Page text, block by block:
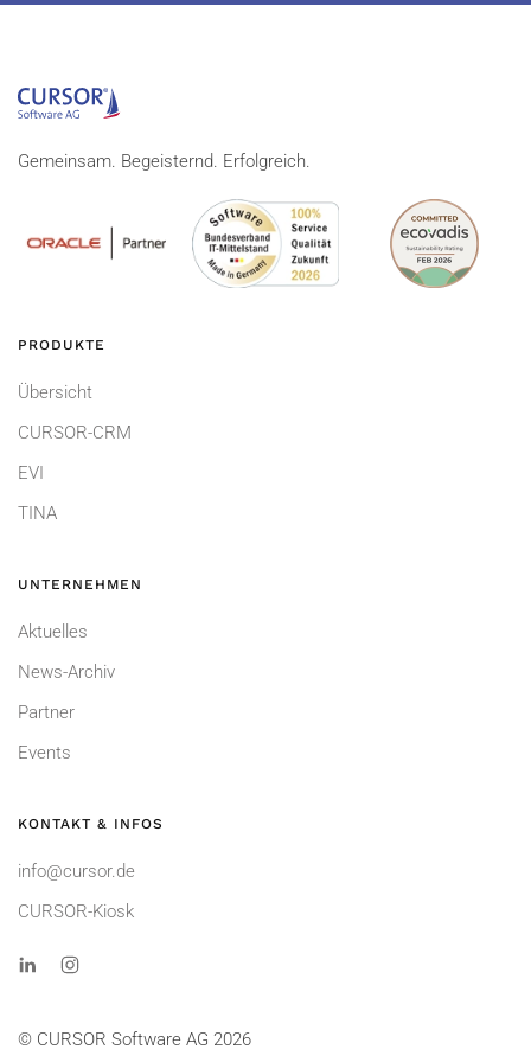
Gemeinsam. Begeisternd. Erfolgreich.
PRODUKTE
Übersicht
CURSOR-CRM
EVI
TINA
UNTERNEHMEN
Aktuelles
News-Archiv
Partner
Events
KONTAKT & INFOS
info@cursor.de
CURSOR-Kiosk
© CURSOR Software AG 2026